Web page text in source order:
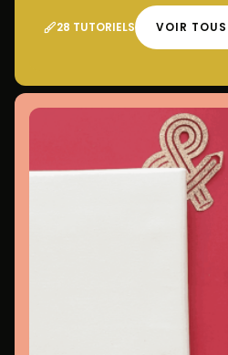
28 TUTORIELS VOIR TOUS